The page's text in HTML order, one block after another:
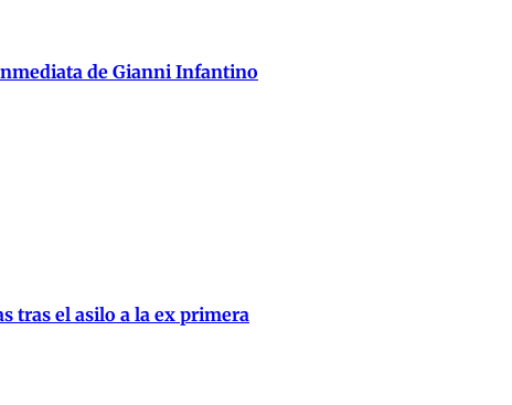
de Gianni Infantino
tras el asilo a la ex primera